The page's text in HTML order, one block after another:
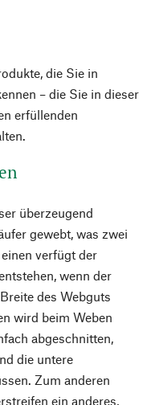
die Sie in
– die Sie in dieser
erfüllenden
überzeugend
gewebt, was zwei
verfügt der
wenn der
des Webguts
wird beim Weben
abgeschnitten,
die untere
Zum anderen
ein anderes,